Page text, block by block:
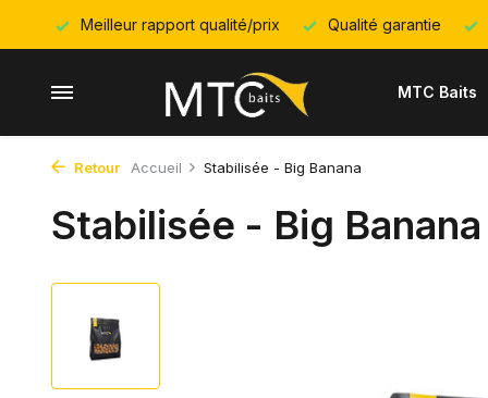
Meilleur rapport qualité/prix Qualité garantie
MTC Baits
Retour Accueil Stabilisée - Big Banana
Stabilisée - Big Banana